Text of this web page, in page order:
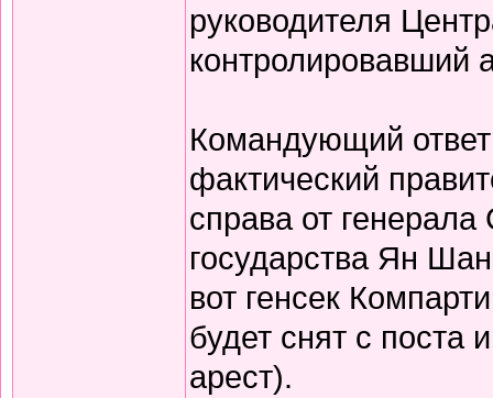
руководителя
контролировавший
Командующий
фактический
справа от
государства Ян
вот генсек
будет снят с
арест).